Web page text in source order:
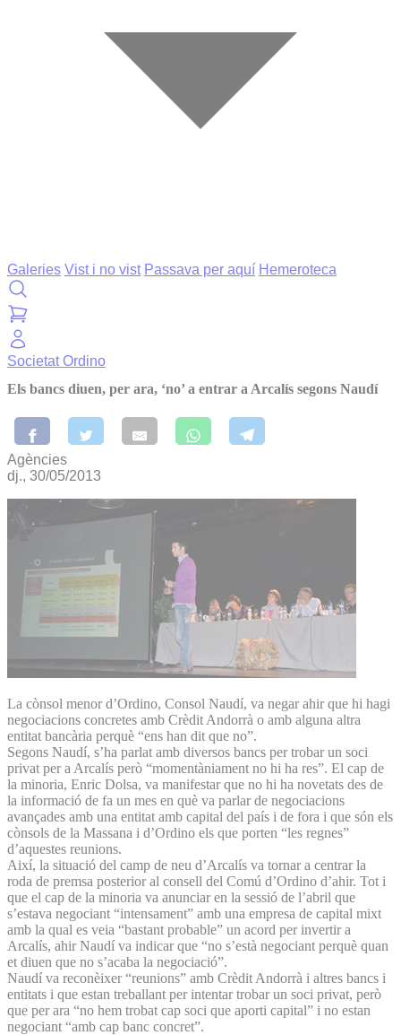
Galeries Vist i no vist Passava per aquí Hemeroteca
SocietatOrdino
Els bancs diuen, per ara, ‘no’ a entrar a Arcalís segons Naudí
Agències
dj., 30/05/2013
La cònsol menor d’Ordino, Consol Naudí, va negar ahir que hi hagi
negociacions concretes amb Crèdit Andorrà o amb alguna altra
entitat bancària perquè “ens han dit que no”.
Segons Naudí, s’ha parlat amb diversos bancs per trobar un soci
privat per a Arcalís però “momentàniament no hi ha res”. El cap de
la minoria, Enric Dolsa, va manifestar que no hi ha novetats des de
la informació de fa un mes en què va parlar de negociacions
avançades amb una entitat amb capital del país i de fora i que són els
cònsols de la Massana i d’Ordino els que porten “les regnes”
d’aquestes reunions.
Així, la situació del camp de neu d’Arcalís va tornar a centrar la
roda de premsa posterior al consell del Comú d’Ordino d’ahir. Tot i
que el cap de la minoria va anunciar en la sessió de l’abril que
s’estava negociant “intensament” amb una empresa de capital mixt
amb la qual es veia “bastant probable” un acord per invertir a
Arcalís, ahir Naudí va indicar que “no s’està negociant perquè quan
et diuen que no s’acaba la negociació”.
Naudí va reconèixer “reunions” amb Crèdit Andorrà i altres bancs i
entitats i que estan treballant per intentar trobar un soci privat, però
que per ara “no hem trobat cap soci que aporti capital” i no estan
negociant “amb cap banc concret”.